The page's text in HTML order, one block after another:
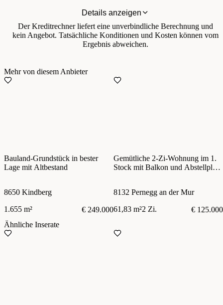
Details anzeigen
Der Kreditrechner liefert eine unverbindliche Berechnung und
kein Angebot. Tatsächliche Konditionen und Kosten können vom
Ergebnis abweichen.
Mehr von diesem Anbieter
Bauland-Grundstück in bester
Lage mit Altbestand
8650 Kindberg
1.655 m²
€ 249.000
Gemütliche 2-Zi-Wohnung im 1.
Stock mit Balkon und Abstellplatz
8132 Pernegg an der Mur
61,83 m²2 Zi.
€ 125.000
Ähnliche Inserate